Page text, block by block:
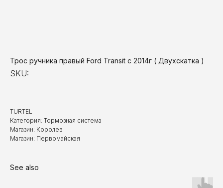
Трос ручника правый Ford Transit с 2014г ( Двухскатка )
SKU:
TURTEL
Категория: Тормозная система
Магазин: Королев
Магазин: Первомайская
See also